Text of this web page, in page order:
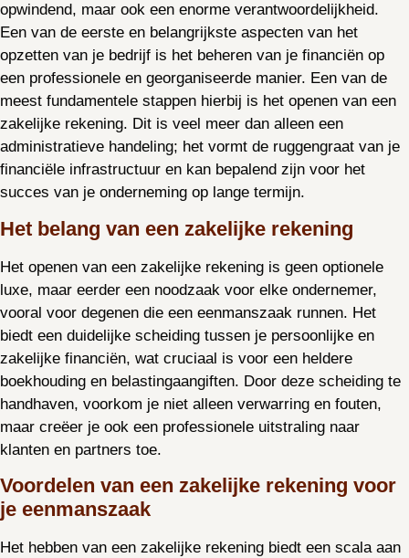
opwindend, maar ook een enorme verantwoordelijkheid.
Een van de eerste en belangrijkste aspecten van het
opzetten van je bedrijf is het beheren van je financiën op
een professionele en georganiseerde manier. Een van de
meest fundamentele stappen hierbij is het openen van een
zakelijke rekening. Dit is veel meer dan alleen een
administratieve handeling; het vormt de ruggengraat van je
financiële infrastructuur en kan bepalend zijn voor het
succes van je onderneming op lange termijn.
Het belang van een zakelijke rekening
Het openen van een zakelijke rekening is geen optionele
luxe, maar eerder een noodzaak voor elke ondernemer,
vooral voor degenen die een eenmanszaak runnen. Het
biedt een duidelijke scheiding tussen je persoonlijke en
zakelijke financiën, wat cruciaal is voor een heldere
boekhouding en belastingaangiften. Door deze scheiding te
handhaven, voorkom je niet alleen verwarring en fouten,
maar creëer je ook een professionele uitstraling naar
klanten en partners toe.
Voordelen van een zakelijke rekening voor
je eenmanszaak
Het hebben van een zakelijke rekening biedt een scala aan